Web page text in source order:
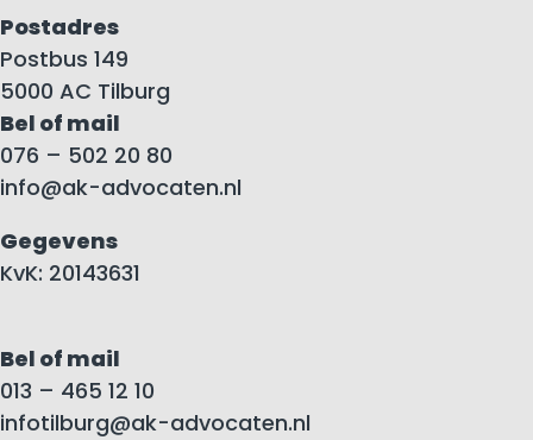
Postadres
Postbus 149
5000 AC Tilburg
Bel of mail
076 – 502 20 80
info@ak-advocaten.nl
Gegevens
KvK: 20143631
Bel of mail
013 – 465 12 10
infotilburg@ak-advocaten.nl